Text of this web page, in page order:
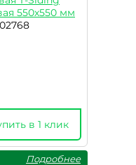
550х550 мм
в 1 клик
Подробнее